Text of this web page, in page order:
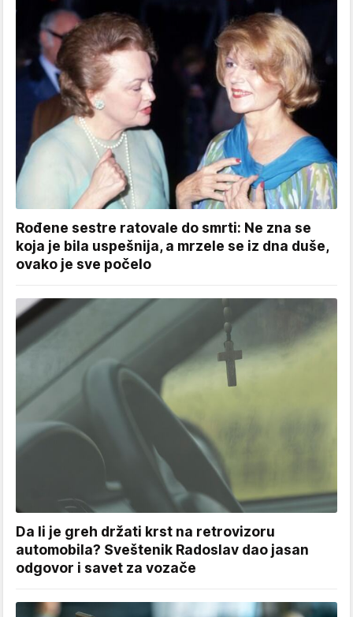
Rođene sestre ratovale do smrti: Ne zna se
koja je bila uspešnija, a mrzele se iz dna duše,
ovako je sve počelo
Da li je greh držati krst na retrovizoru
automobila? Sveštenik Radoslav dao jasan
odgovor i savet za vozače